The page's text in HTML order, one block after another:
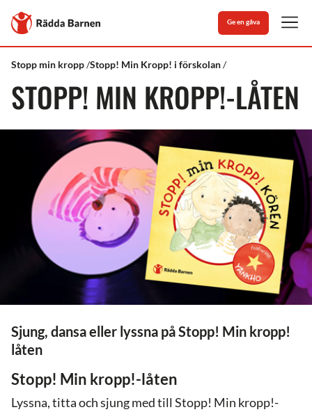
Till
Rädda
Barnens
Ge en gåva
Rädda
Stöd
kunskap
Stopp min kropp Stopp! Min Kropp! i förskolan
Låten
STOPP! MIN KROPP!-LÅTEN
Sjung, dansa eller lyssna på Stopp! Min kropp!
låten
Stopp! Min kropp!-låten
Lyssna, titta och sjung med till Stopp! Min kropp!-